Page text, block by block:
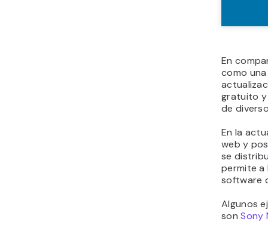
En
como
gratuito y
de
En la
web y
se
permite a
software
Algunos
sonSony